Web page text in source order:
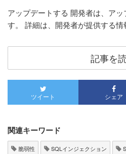
アップデートする 開発者は、ア
す。 詳細は、開発者が提供する
記事を
ツイート シェア
関連キーワード
脆弱性 SQLインジェクション